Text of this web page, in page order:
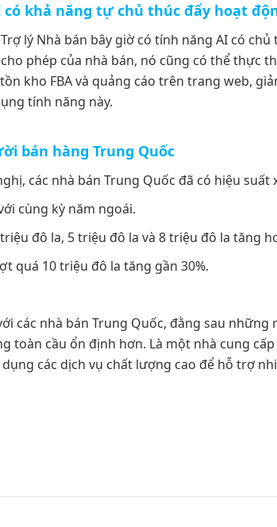
khả năng tự chủ thúc đẩy hoạt
lý Nhà bán bây giờ có tính năng AI có
phép của nhà bán, nó cũng có thể thực
kho FBA và quảng cáo trên trang web,
tính năng này.
bán hàng Trung Quốc
các nhà bán Trung Quốc đã có hiệu suất
cùng kỳ năm ngoái.
đô la, 5 triệu đô la và 8 triệu đô la tăng
quá 10 triệu đô la tăng gần 30%.
các nhà bán Trung Quốc, đằng sau những
cầu ổn định hơn. Là một nhà cung cấp
các dịch vụ chất lượng cao để hỗ trợ